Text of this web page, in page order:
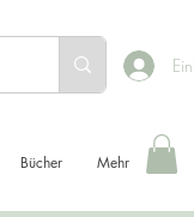
Bücher Mehr